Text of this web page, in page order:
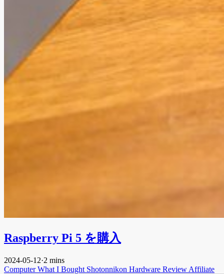
Raspberry Pi 5 を購入
2024-05-12·2 mins
ComputerWhat I Bought Shotonnikon Hardware Review Affiliate